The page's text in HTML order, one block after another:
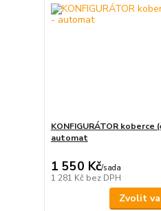
KONFIGURÁTOR koberce
automat
1 550 Kč/sada
1 281 Kč bez DPH
Zvolit